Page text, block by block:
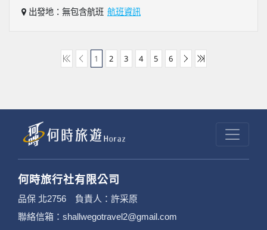
出發地：無包含航班 航班資訊
1 2 3 4 5 6
何時旅行社有限公司
品保 北2756 負責人：許采原
聯絡信箱：shallwegotravel2@gmail.com